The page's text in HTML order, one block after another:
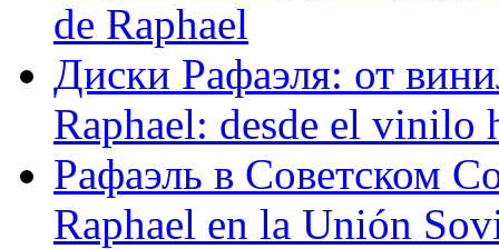
de Raphael
Диски Рафаэля: от
Raphael: desde el vinilo
Рафаэль в Советском
Raphael en la Unión